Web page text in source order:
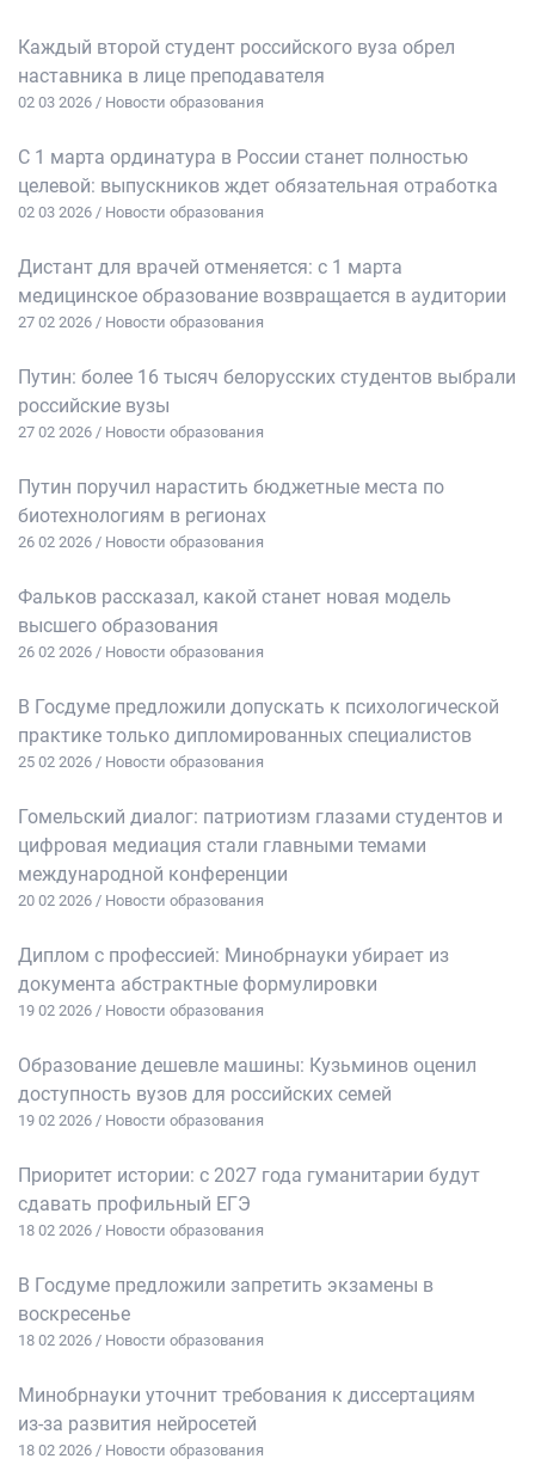
Каждый второй студент российского вуза обрел
наставника в лице преподавателя
02 03 2026 / Новости образования
С 1 марта ординатура в России станет полностью
целевой: выпускников ждет обязательная отработка
02 03 2026 / Новости образования
Дистант для врачей отменяется: с 1 марта
медицинское образование возвращается в аудитории
27 02 2026 / Новости образования
Путин: более 16 тысяч белорусских студентов выбрали
российские вузы
27 02 2026 / Новости образования
Путин поручил нарастить бюджетные места по
биотехнологиям в регионах
26 02 2026 / Новости образования
Фальков рассказал, какой станет новая модель
высшего образования
26 02 2026 / Новости образования
В Госдуме предложили допускать к психологической
практике только дипломированных специалистов
25 02 2026 / Новости образования
Гомельский диалог: патриотизм глазами студентов и
цифровая медиация стали главными темами
международной конференции
20 02 2026 / Новости образования
Диплом с профессией: Минобрнауки убирает из
документа абстрактные формулировки
19 02 2026 / Новости образования
Образование дешевле машины: Кузьминов оценил
доступность вузов для российских семей
19 02 2026 / Новости образования
Приоритет истории: с 2027 года гуманитарии будут
сдавать профильный ЕГЭ
18 02 2026 / Новости образования
В Госдуме предложили запретить экзамены в
воскресенье
18 02 2026 / Новости образования
Минобрнауки уточнит требования к диссертациям
из‑за развития нейросетей
18 02 2026 / Новости образования